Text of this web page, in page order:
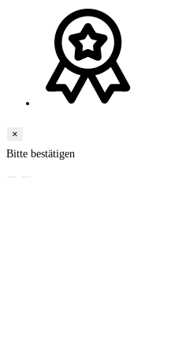
×
Bitte bestätigen